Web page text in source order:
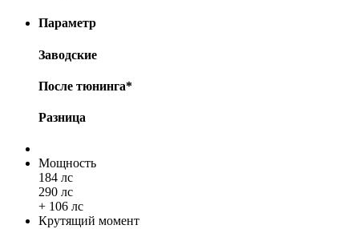
Параметр
Заводские
После тюнинга*
Разница
Мощность
184 лс
290 лс
+ 106 лс
Крутящий момент